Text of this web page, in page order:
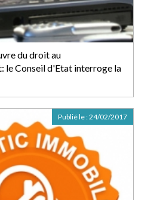
du droit au
le Conseil d'Etat interroge la
Publié le :24/02/2017